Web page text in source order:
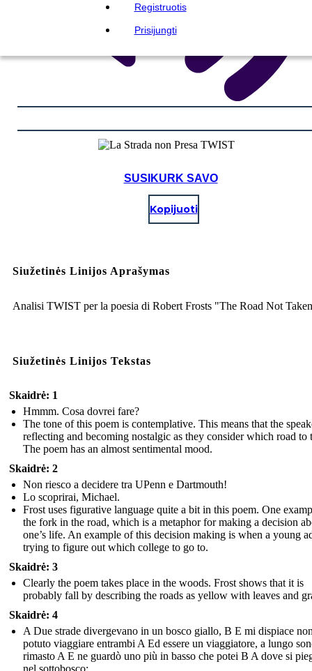
Registruotis
Prisijungti
SUSIKURK SAVO
Kopijuoti
Siužetinės Linijos Aprašymas
Analisi TWIST per la poesia di Robert Frosts "The Road Not
Siužetinės Linijos Tekstas
Skaidrė: 1
Hmmm. Cosa dovrei fare?
The tone of this poem is contemplative. This means that the
reflecting and becoming nostalgic as they consider which road to
The poem has an almost sentimental mood.
Skaidrė: 2
Non riesco a decidere tra UPenn e Dartmouth!
Lo scoprirai, Michael.
Frost uses figurative language quite a bit in this poem. One
the fork in the road, which is a metaphor for making a decision
one’s life. An example of this decision making is when a young
trying to figure out which college to go to.
Skaidrė: 3
Clearly the poem takes place in the woods. Frost shows that it is
probably fall by describing the roads as yellow with leaves and
Skaidrė: 4
A Due strade divergevano in un bosco giallo, B E mi dispiace
potuto viaggiare entrambi A Ed essere un viaggiatore, a lungo
rimasto A E ne guardò uno più in basso che potei B A dove si
nel sottobosco;